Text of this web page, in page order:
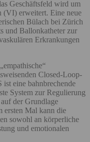
Geschäftsfeld wird um
(VI) erweitert. Eine neue
Bülach bei Zürich
und Ballonkatheter zur
Erkrankungen
Closed-Loop-
eine bahnbrechende
System zur Regulierung
der Grundlage
ersten Mal kann die
sowohl an körperliche
und emotionalen